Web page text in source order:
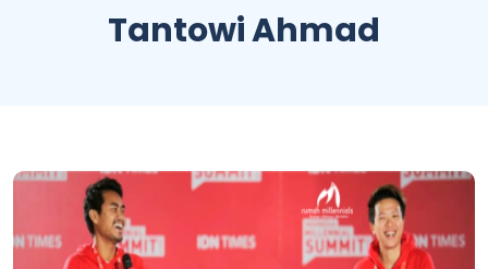
Tantowi Ahmad